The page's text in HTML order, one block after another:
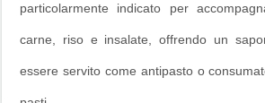
particolarmente indicato per
carne, riso e insalate, offrendo un
essere servito come antipasto o